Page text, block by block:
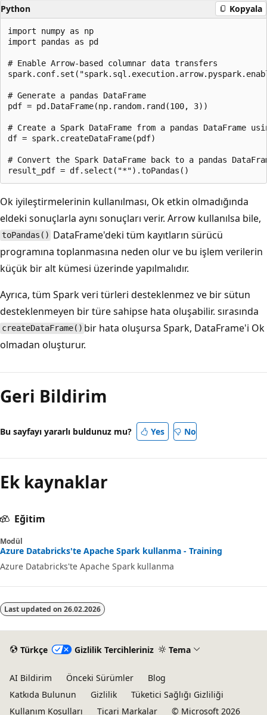
Python Kopyala
import numpy as np
import pandas as pd
# Enable Arrow-based columnar data transfers
# Generate a pandas DataFrame
pdf = pd.DataFrame(np.random.rand(100, 3))
# Create a Spark DataFrame from a pandas DataFrame
df = spark.createDataFrame(pdf)
# Convert the Spark DataFrame back to a pandas
Ok iyileştirmelerinin kullanılması, Ok etkin olmadığında
eldeki sonuçlarla aynı sonuçları verir. Arrow kullanılsa bile,
toPandas() DataFrame'deki tüm kayıtların sürücü
programına toplanmasına neden olur ve bu işlem verilerin
küçük bir alt kümesi üzerinde yapılmalıdır.
Ayrıca, tüm Spark veri türleri desteklenmez ve bir sütun
desteklenmeyen bir türe sahipse hata oluşabilir. sırasında
createDataFrame() bir hata oluşursa Spark, DataFrame'i Ok
olmadan oluşturur.
modu
devre
Geri Bildirim
Bu sayfayı yararlı buldunuz mu? Yes No
Ek kaynaklar
Eğitim
Modül
Azure Databricks'te Apache Spark kullanma - Training
Azure Databricks'te Apache Spark kullanma
Last updated on 26.02.2026
Türkçe Gizlilik Tercihleriniz Tema
AI Bildirim Önceki Sürümler
Blog
Katkıda Bulunun
Gizlilik
Tüketici Sağlığı Gizliliği
Kullanım Koşulları
Ticari Markalar © Microsoft 2026